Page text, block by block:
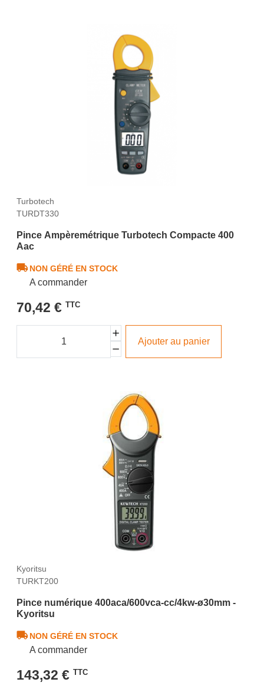
Turbotech
TURDT330
Pince Ampèremétrique Turbotech Compacte 400
Aac
NON GÉRÉ EN STOCK
A commander
70,42 € TTC
Ajouter au panier
Kyoritsu
TURKT200
Pince numérique 400aca/600vca-cc/4kw-ø30mm -
Kyoritsu
NON GÉRÉ EN STOCK
A commander
143,32 € TTC